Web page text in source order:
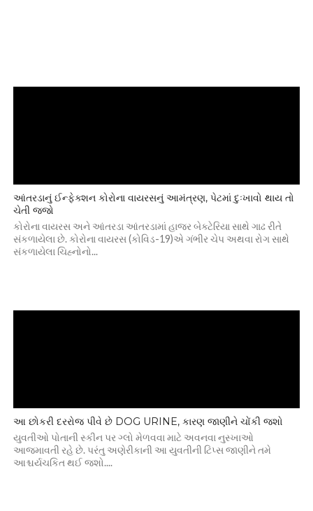
આંતરડાનું ઈન્ફેક્શન કોરોના વાયરસનું આમંત્રણ, પેટમાં દુઃખાવો થાય તો
ચેતી જજો
કોરોના વાયરસ અને આંતરડા આંતરડામાં હાજર બેક્ટેરિયા સાથે ગાઢ રીતે
સંકળાયેલા છે. કોરોના વાયરસ (કોવિડ-19)એ ગંભીર ચેપ અથવા રોગ સાથે
સંકળાયેલા ચિહ્નોનો...
આ છોકરી દરરોજ પીવે છે DOG URINE, કારણ જાણીને ચોંકી જશો
યુવતીઓ પોતાની સ્કીન પર ગ્લો મેળવવા માટે અવનવા નુસ્ખાઓ
આજમાવતી રહે છે. પરંતુ અણેરીકાની આ યુવતીની ટિપ્સ જાણીને તમે
આશ્ચર્યચકિત થઈ જશો....